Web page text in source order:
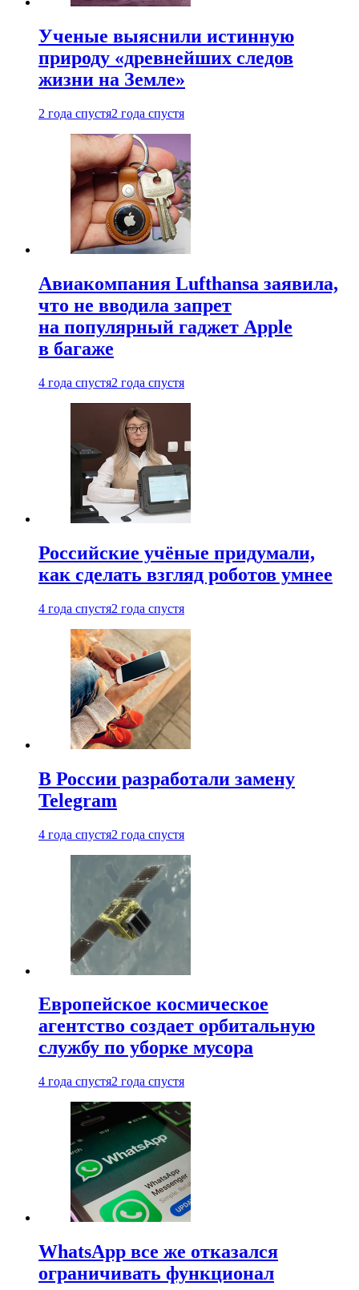
Ученые выяснили истинную
природу «древнейших следов
жизни на Земле»
2 года спустя2 года спустя
Авиакомпания Lufthansa заявила,
что не вводила запрет
на популярный гаджет Apple
в багаже
4 года спустя2 года спустя
Российские учёные придумали,
как сделать взгляд роботов умнее
4 года спустя2 года спустя
В России разработали замену
Telegram
4 года спустя2 года спустя
Европейское космическое
агентство создает орбитальную
службу по уборке мусора
4 года спустя2 года спустя
WhatsApp все же отказался
ограничивать функционал